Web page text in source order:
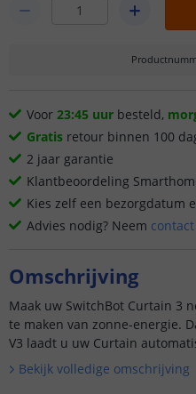
Voor 23:45 uur besteld,
Gratis retour binnen 100
2 jaar garantie
Klantbeoordeling
Kies zelf een bezorgdatum
Advies nodig? Neem contact
Omschrijving
Maak uw SwitchBot Curtain 3
te maken van zonne-energie.
V3 laadt u uw Curtain
heeft u geen omkijken meer
Bekijk volledige omschrijving